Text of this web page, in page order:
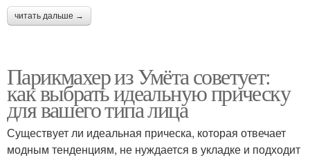
читать дальше →
Парикмахер из Умёта советует:
как выбрать идеальную прическу
для вашего типа лица
Существует ли идеальная прическа, которая отвечает
модным тенденциям, не нуждается в укладке и подходит